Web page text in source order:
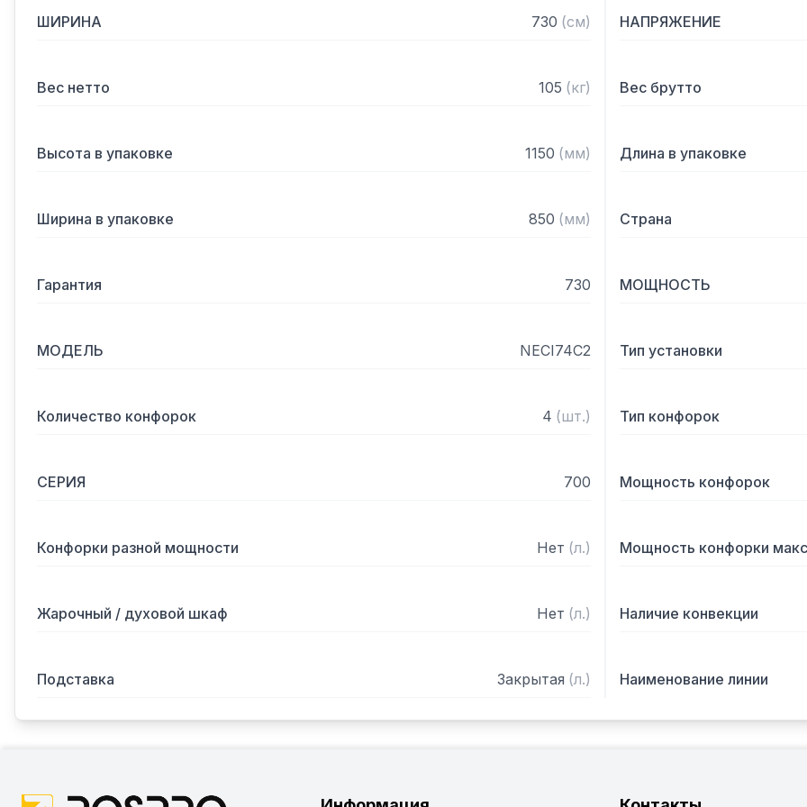
ставится на варочную
правильной работе
Для оптимальной
ШИРИНА 730 (см) НАПРЯЖЕНИЕ
Вес нетто 105 (кг) Вес брутто
Высота в упаковке 1150 (мм) Длина в упаковке
Ширина в упаковке 850 (мм) Страна
Гарантия 730 МОЩНОСТЬ
МОДЕЛЬ NECI74C2 Тип установки
Количество конфорок 4 (шт.) Тип конфорок
СЕРИЯ 700 Мощность конфорок
Конфорки разной мощности Нет (л.) Мощность конфорки
Жарочный / духовой шкаф Нет (л.) Наличие конвекции
Подставка Закрытая (л.) Наименование линии